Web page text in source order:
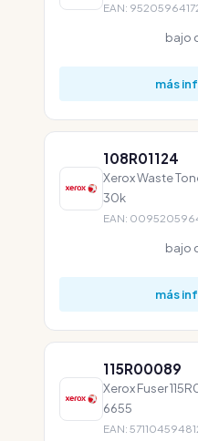
EAN:
bajo
más
108R01124
Xerox Waste
30k
EAN:
bajo
más
115R00089
Xerox Fuser
6655
EAN: